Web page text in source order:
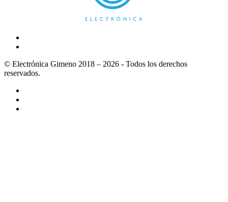
© Electrónica Gimeno 2018 – 2026 - Todos los derechos
reservados.